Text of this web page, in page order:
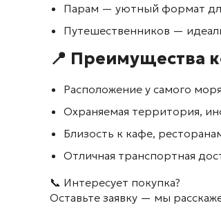
Парам — уютный формат
Путешественников —
📍 Преимущества
Расположение у самого
Охраняемая территория,
Близость к кафе,
Отличная транспортная
📞 Интересует покупка?
Оставьте заявку — мы